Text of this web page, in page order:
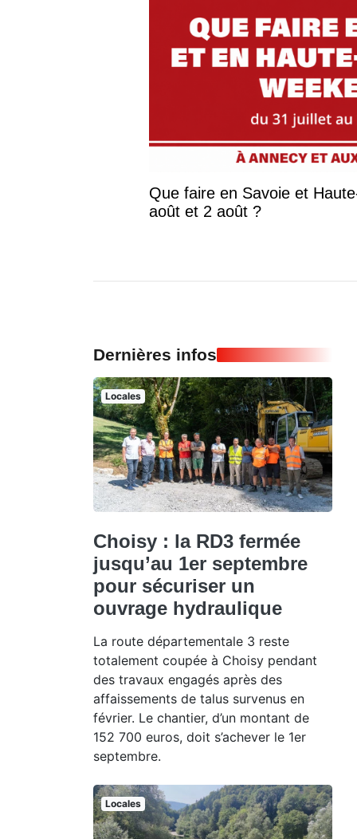
Que faire en Savoie et
août et 2 août ?
Dernières infos
Locales
Choisy : la RD3 fermée
jusqu’au 1er septembre
pour sécuriser un
ouvrage hydraulique
La route départementale 3 reste
totalement coupée à Choisy pendant
des travaux engagés après des
affaissements de talus survenus en
février. Le chantier, d’un montant de
152 700 euros, doit s’achever le 1er
septembre.
Locales